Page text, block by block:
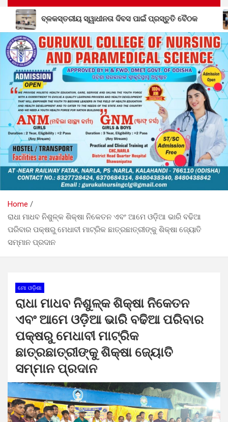
ଦିବସ ପାଇଁ ପ୍ରସ୍ତୁତି ବୈଠକ ଲାଞ୍ଜିଗଡ଼ ବ୍ଲକ
Home
ରାଧା ମାଧବ ନିଶୁଳ୍କ ଶିକ୍ଷା ନିକେତନ ଏବଂ ଆମେ ଓଡ଼ିଆ ଭାରି ବଢିଆ
ପରିବାର ପକ୍ଷରୁ ମେଧାବୀ ମାଟ୍ରିକ ଛାତ୍ରଛାତ୍ରୀଙ୍କୁ ଶିକ୍ଷା ଜ୍ୟୋତି
ସମ୍ମାନ ପ୍ରଦାନ
ମୋ ଓଡ଼ିଶା
ରାଧା ମାଧବ ନିଶୁଳ୍କ ଶିକ୍ଷା ନିକେତନ
ଏବଂ ଆମେ ଓଡ଼ିଆ ଭାରି ବଢିଆ ପରିବାର
ପକ୍ଷରୁ ମେଧାବୀ ମାଟ୍ରିକ
ଛାତ୍ରଛାତ୍ରୀଙ୍କୁ ଶିକ୍ଷା ଜ୍ୟୋତି
ସମ୍ମାନ ପ୍ରଦାନ